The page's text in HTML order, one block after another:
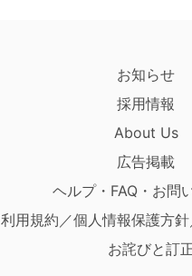
お知らせ
採用情報
About Us
広告掲載
ヘルプ・FAQ・お問
利用規約／個人情報保護方
お詫びと訂